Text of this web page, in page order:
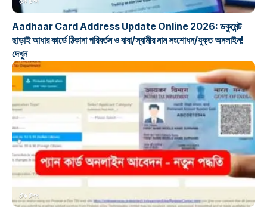
টেক টিপস
Aadhaar Card Address Update Online 2026: ডকুমেন্ট
ছাড়াই আধার কার্ডে ঠিকানা পরিবর্তন ও বাবা/স্বামীর নাম সংশোধন/যুক্ত অনলাইন!
দেখুন
টেক টিপস